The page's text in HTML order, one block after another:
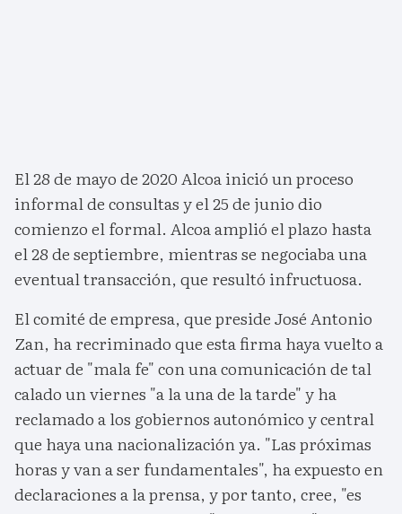
El 28 de mayo de 2020 Alcoa inició un proceso
informal de consultas y el 25 de junio dio
comienzo el formal. Alcoa amplió el plazo hasta
el 28 de septiembre, mientras se negociaba una
eventual transacción, que resultó infructuosa.
El comité de empresa, que preside José Antonio
Zan, ha recriminado que esta firma haya vuelto a
actuar de "mala fe" con una comunicación de tal
calado un viernes "a la una de la tarde" y ha
reclamado a los gobiernos autonómico y central
que haya una nacionalización ya. "Las próximas
horas y van a ser fundamentales", ha expuesto en
declaraciones a la prensa, y por tanto, cree, "es